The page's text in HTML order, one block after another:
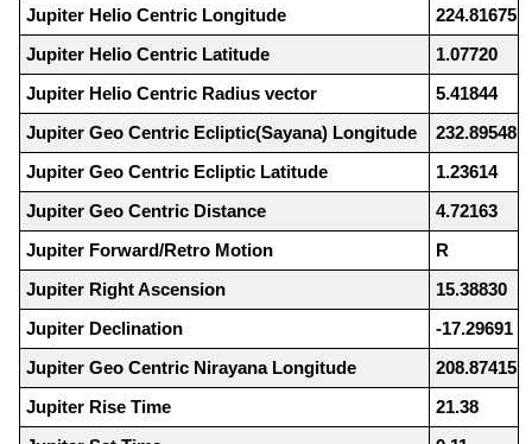
Jupiter Helio Centric Longitude
224.81675
Jupiter Helio Centric Latitude
1.07720
Jupiter Helio Centric Radius vector
5.41844
Jupiter Geo Centric Ecliptic(Sayana) Longitude
232.89548
Jupiter Geo Centric Ecliptic Latitude
1.23614
Jupiter Geo Centric Distance
4.72163
Jupiter Forward/Retro Motion
R
Jupiter Right Ascension
15.38830
Jupiter Declination
-17.29691
Jupiter Geo Centric Nirayana Longitude
208.87415
Jupiter Rise Time
21.38